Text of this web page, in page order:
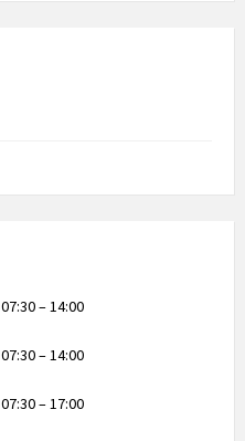
07:30 – 14:00
07:30 – 14:00
07:30 – 17:00